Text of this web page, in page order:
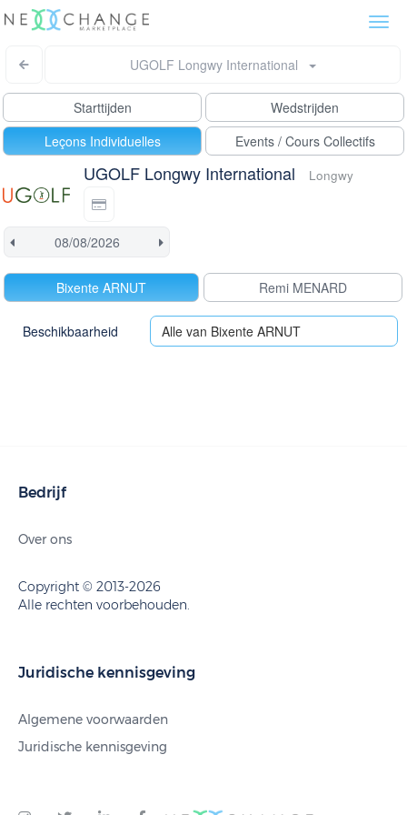
UGOLF Longwy International
Starttijden
Wedstrijden
Leçons Individuelles
Events / Cours Collectifs
UGOLF Longwy International Longwy
Bixente ARNUT Remi MENARD
Beschikbaarheid Alle van Bixente ARNUT
Bedrijf
Over ons
Copyright © 2013-2026
Alle rechten voorbehouden.
Juridische kennisgeving
Algemene voorwaarden
Juridische kennisgeving